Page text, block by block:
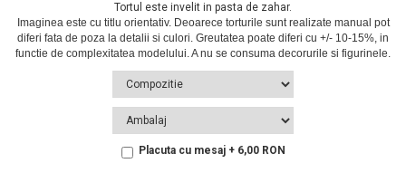
Tortul este invelit in pasta de zahar.
Placuta cu mesaj + 6,00 RON